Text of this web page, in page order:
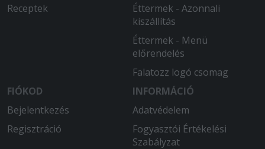
Receptek
Éttermek - Azonnali
kiszállítás
Éttermek - Menü
előrendelés
Falatozz logó csomag
FIÓKOD
Bejelentkezés
Regisztráció
INFORMÁCIÓ
Adatvédelem
Fogyasztói Értékelési
Szabályzat